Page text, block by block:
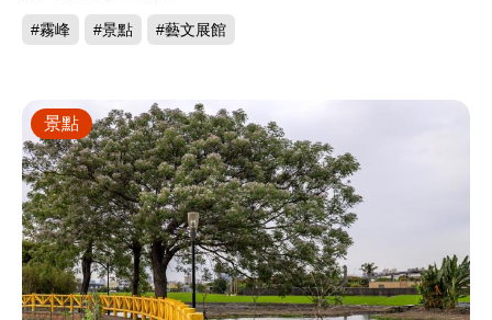
#霧峰 #景點 #藝文展館
景點